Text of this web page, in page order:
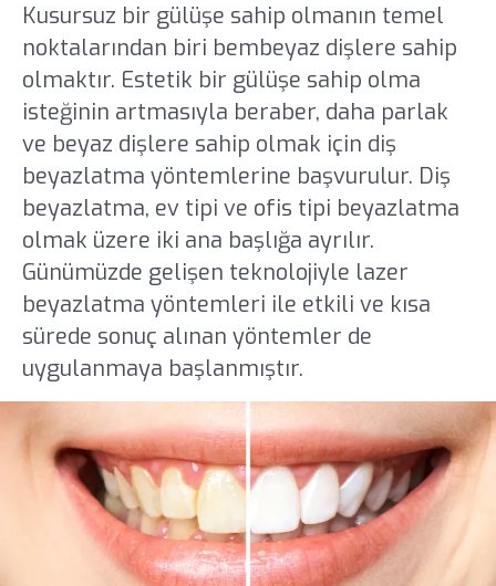
Kusursuz bir gülüşe sahip olmanın temel
noktalarından biri bembeyaz dişlere sahip
olmaktır. Estetik bir gülüşe sahip olma
isteğinin artmasıyla beraber, daha parlak
ve beyaz dişlere sahip olmak için diş
beyazlatma yöntemlerine başvurulur. Diş
beyazlatma, ev tipi ve ofis tipi beyazlatma
olmak üzere iki ana başlığa ayrılır.
Günümüzde gelişen teknolojiyle lazer
beyazlatma yöntemleri ile etkili ve kısa
sürede sonuç alınan yöntemler de
uygulanmaya başlanmıştır.